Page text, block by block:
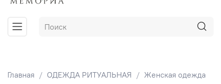
Главная ОДЕЖДА РИТУАЛЬНАЯ Женская одежда